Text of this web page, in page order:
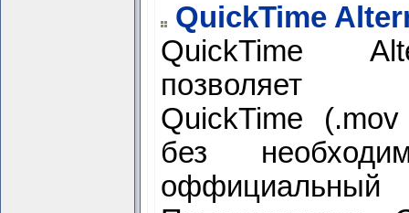
QuickTime
QuickTime
позволяет
QuickTime
без